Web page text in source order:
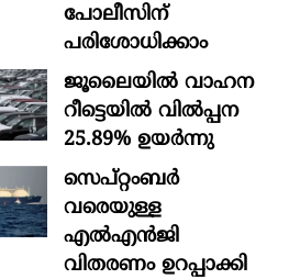
പോലീസിന്
പരിശോധിക്കാം
ജൂലൈയിൽ വാഹന
റീട്ടെയിൽ വിൽപ്പന
25.89% ഉയർന്നു
സെപ്റ്റംബർ
വരെയുള്ള
എൽഎൻജി
വിതരണം ഉറപ്പാക്കി